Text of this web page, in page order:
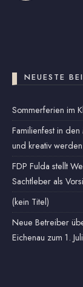
NEUESTE
Sommerferien im
Familienfest in
und kreativ werden
FDP Fulda stellt
Sachtleber als
(kein Titel)
Neue Betreiber
Eichenau zum 1.